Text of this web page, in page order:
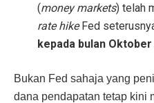
(money markets) telah
rate hikeFed
kepada bulan Oktober
Bukan Fed sahaja yang
dana pendapatan tetap kini